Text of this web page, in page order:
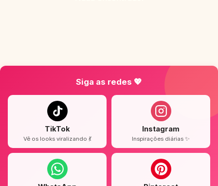
Siga as redes 💖
TikTok
Vê os looks viralizando 💃
Instagram
Inspirações diárias ✨